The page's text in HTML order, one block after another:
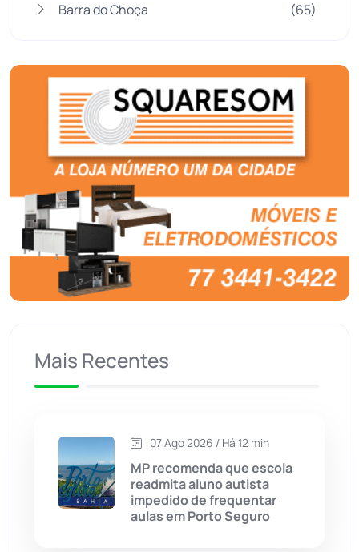
Barra do Choça (65)
Bom Jesus da Lapa (507)
Boquira (152)
Botuporã
Brasil (7680)
Brumado (31958)
Caetanos
Candiba
Cândido Sales
Mais Recentes
07 Ago 2026 / Há 12 min
MP recomenda que escola
readmita aluno autista
impedido de frequentar
aulas em Porto Seguro